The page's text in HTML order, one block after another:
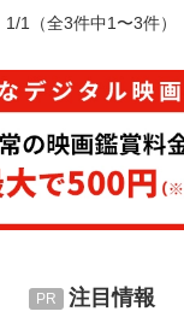
1/1 （全3件中1〜3件）
注目情報